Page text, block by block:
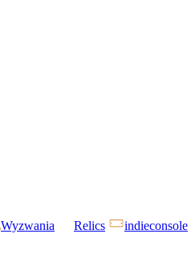
Wyzwania Relics indieconsole